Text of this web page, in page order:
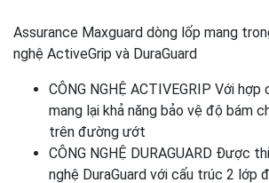
Assurance Maxguard dòng lốp mang
nghệ ActiveGrip và DuraGuard
CÔNG NGHỆ ACTIVEGRIP Với
mang lại khả năng bảo vệ độ bám
trên đường ướt
CÔNG NGHỆ DURAGUARD Được
nghệ DuraGuard với cấu trúc 2 lớp